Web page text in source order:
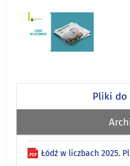
Pliki do
Łódź w liczbach 2025.